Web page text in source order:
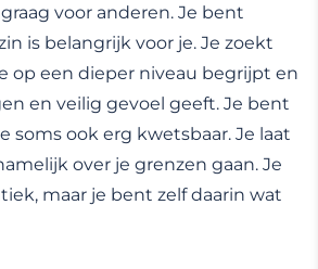
voor anderen. Je bent
is belangrijk voor je. Je zoekt
op een dieper niveau begrijpt en
en veilig gevoel geeft. Je bent
soms ook erg kwetsbaar. Je laat
over je grenzen gaan. Je
maar je bent zelf daarin wat